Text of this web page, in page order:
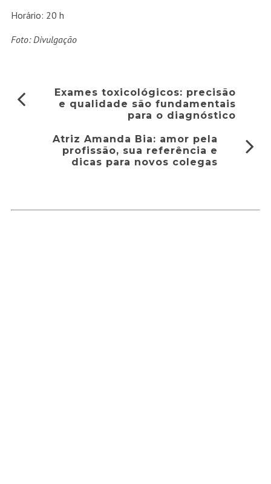
Horário: 20 h
Foto: Divulgação
Exames toxicológicos: precisão
e qualidade são fundamentais
para o diagnóstico
Atriz Amanda Bia: amor pela
profissão, sua referência e
dicas para novos colegas